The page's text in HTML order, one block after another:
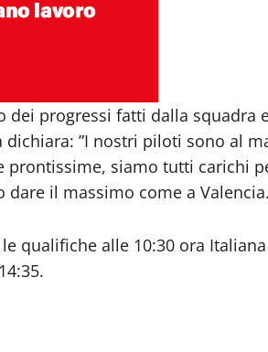
progressi fatti dalla squadra
”I nostri piloti sono al
prontissime, siamo tutti carichi
il massimo come a
qualifiche alle 10:30 ora